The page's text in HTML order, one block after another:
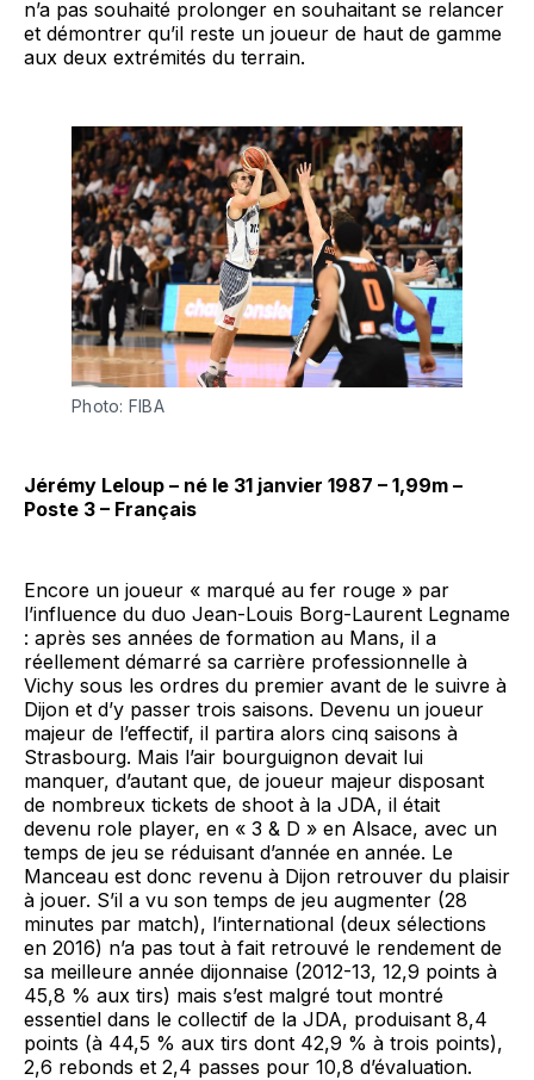
n’a pas souhaité prolonger en souhaitant se relancer
et démontrer qu’il reste un joueur de haut de gamme
aux deux extrémités du terrain.
Photo: FIBA
Jérémy Leloup – né le 31 janvier 1987 – 1,99m –
Poste 3 – Français
Encore un joueur « marqué au fer rouge » par
l’influence du duo Jean-Louis Borg-Laurent Legname
: après ses années de formation au Mans, il a
réellement démarré sa carrière professionnelle à
Vichy sous les ordres du premier avant de le suivre à
Dijon et d’y passer trois saisons. Devenu un joueur
majeur de l’effectif, il partira alors cinq saisons à
Strasbourg. Mais l’air bourguignon devait lui
manquer, d’autant que, de joueur majeur disposant
de nombreux tickets de shoot à la JDA, il était
devenu role player, en « 3 & D » en Alsace, avec un
temps de jeu se réduisant d’année en année. Le
Manceau est donc revenu à Dijon retrouver du plaisir
à jouer. S’il a vu son temps de jeu augmenter (28
minutes par match), l’international (deux sélections
en 2016) n’a pas tout à fait retrouvé le rendement de
sa meilleure année dijonnaise (2012-13, 12,9 points à
45,8 % aux tirs) mais s’est malgré tout montré
essentiel dans le collectif de la JDA, produisant 8,4
points (à 44,5 % aux tirs dont 42,9 % à trois points),
2,6 rebonds et 2,4 passes pour 10,8 d’évaluation.